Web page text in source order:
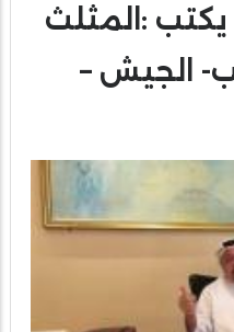
يكتب :المثلث
الجيش –